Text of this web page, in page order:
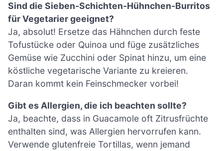
Sind die Sieben-Schichten-Hühnchen-Burritos
für Vegetarier geeignet?
Ja, absolut! Ersetze das Hähnchen durch feste
Tofustücke oder Quinoa und füge zusätzliches
Gemüse wie Zucchini oder Spinat hinzu, um eine
köstliche vegetarische Variante zu kreieren.
Daran kommt kein Feinschmecker vorbei!
Gibt es Allergien, die ich beachten sollte?
Ja, beachte, dass in Guacamole oft Zitrusfrüchte
enthalten sind, was Allergien hervorrufen kann.
Verwende glutenfreie Tortillas, wenn jemand